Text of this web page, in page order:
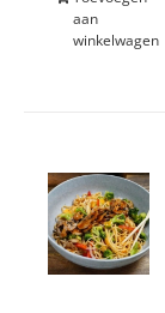
aan
winkelwagen